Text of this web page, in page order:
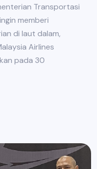
Transportasi
memberi
di laut dalam,
Airlines
pada 30